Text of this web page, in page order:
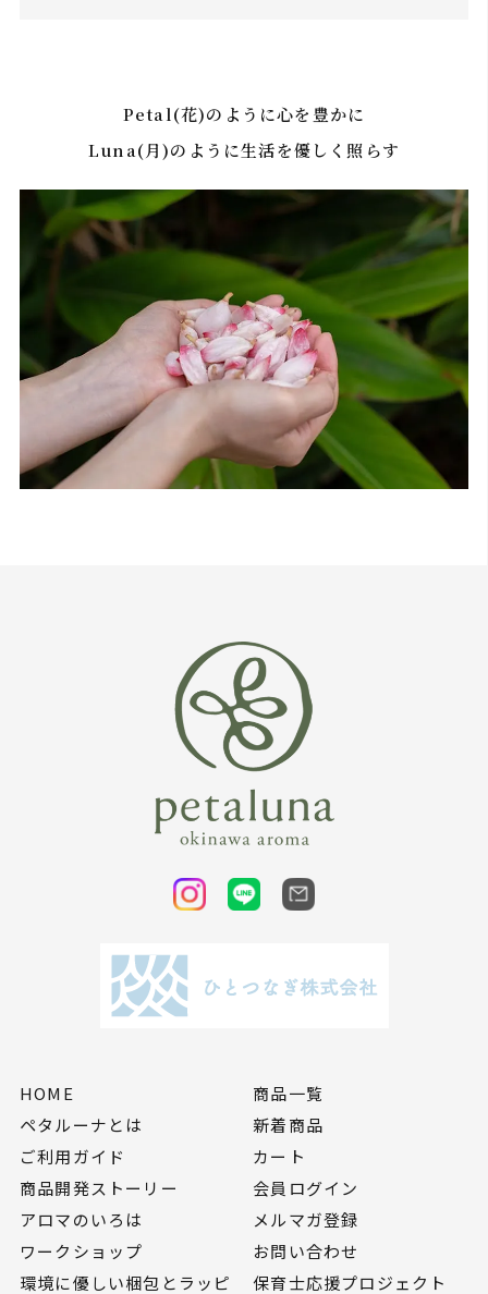
Petal(花)のように心を豊かに
Luna(月)のように生活を優しく照らす
HOME
ペタルーナとは
ご利用ガイド
商品開発ストーリー
アロマのいろは
ワークショップ
環境に優しい梱包とラッピ
商品一覧
新着商品
カート
会員ログイン
メルマガ登録
お問い合わせ
保育士応援プロジェクト